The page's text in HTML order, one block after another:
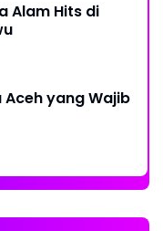
Alam Hits di
Aceh yang Wajib